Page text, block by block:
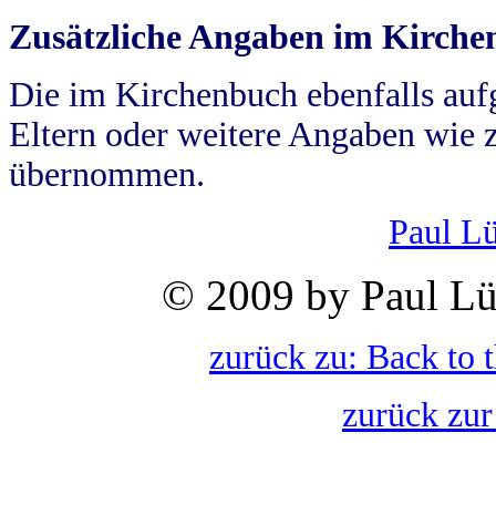
Zusätzliche Angaben im
Die im Kirchenbuch ebenfalls
Eltern oder weitere Angaben wie
übernommen.
Paul
© 2009 by Paul
zurück zu: Back to
zurück